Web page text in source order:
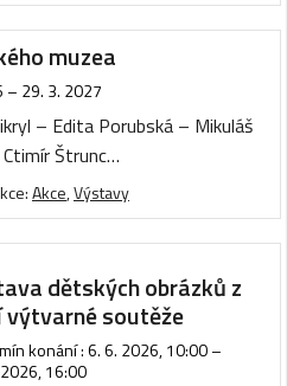
muzea
– 29. 3. 2027
– Edita Porubská – Mikuláš
Štrunc…
Akce,Výstavy
dětských obrázků z
výtvarné soutěže
konání :6. 6. 2026, 10:00–
16:00